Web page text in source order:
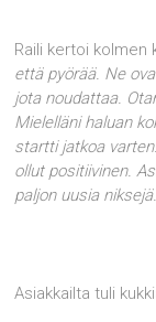
Raili kertoi kolmen
että pyörää. Ne
jota noudattaa.
Mielelläni haluan
startti jatkoa
ollut positiivinen.
paljon uusia niksejä.
Asiakkailta tuli